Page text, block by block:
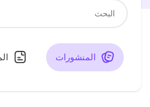
اكتشف المجموعات
المنشورات